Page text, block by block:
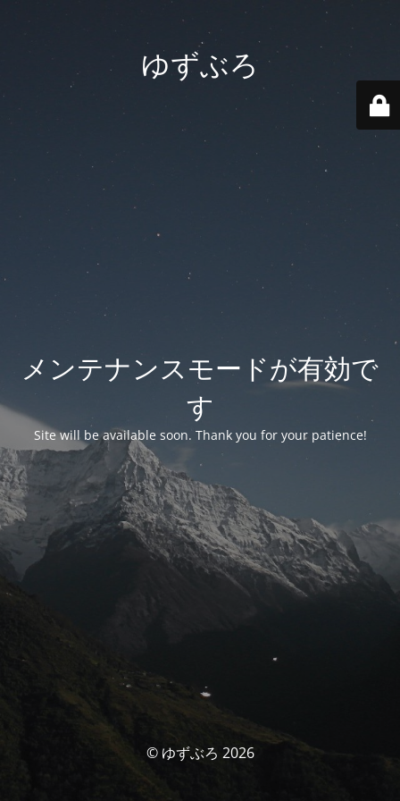
ゆずぶろ
メンテナンスモードが有効で
す
Site will be available soon. Thank you for your patience!
© ゆずぶろ 2026